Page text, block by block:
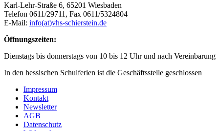
Karl-Lehr-Straße 6, 65201 Wiesbaden
Telefon 0611/29711, Fax 0611/5324804
E-Mail: info(at)vhs-schierstein.de
Öffnungszeiten:
Dienstags bis donnerstags von 10 bis 12 Uhr und nach Vereinbarung
In den hessischen Schulferien ist die Geschäftsstelle geschlossen
Impressum
Kontakt
Newsletter
AGB
Datenschutz